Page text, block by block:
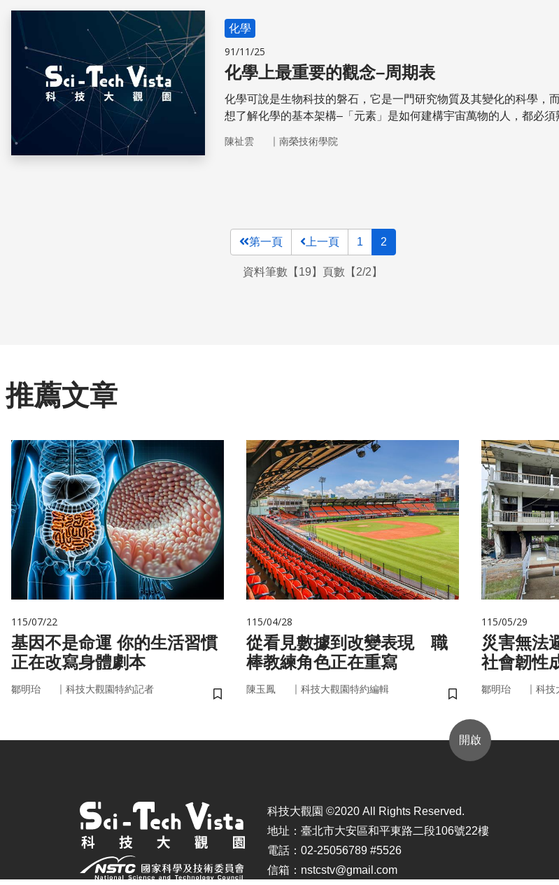
化學
91/11/25
化學上最重要的觀念–周期表
化學可說是生物科技的磐石，它是一門研究物質及其變化的科學，
想了解化學的基本架構–「元素」是如何建構宇宙萬物的人，都必須
陳祉雲 ｜ 南榮技術學院
第一頁 上一頁 1 2
資料筆數【19】頁數【2/2】
推薦文章
115/07/22
基因不是命運 你的生活習慣
正在改寫身體劇本
鄒明珆 ｜ 科技大觀園特約記者
儲存書籤
115/04/28
從看見數據到改變表現 職
棒教練角色正在重寫
陳玉鳳 ｜ 科技大觀園特約編輯
儲存書籤
115/05/29
災害無法
社會韌性
鄒明珆 ｜ 科技
開啟
科技大觀園 ©2020 All Rights Reserved.
地址：臺北市大安區和平東路二段106號22樓
電話：02-25056789 #5526
信箱：nstcstv@gmail.com